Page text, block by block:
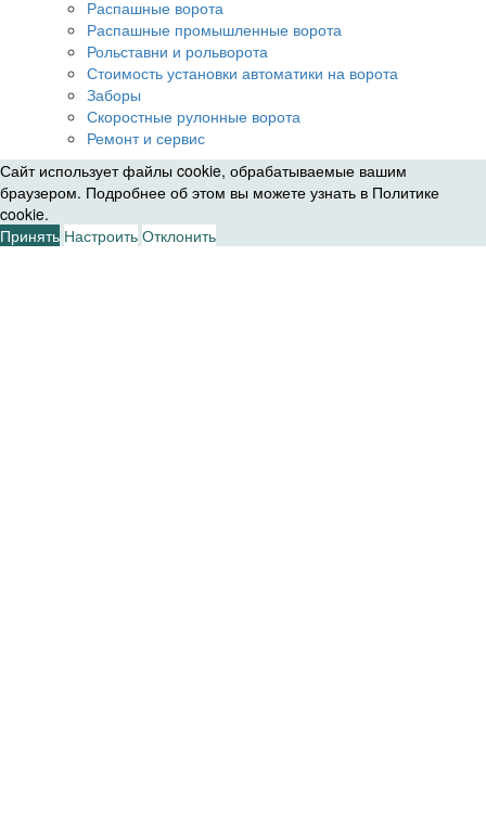
Распашные ворота
Распашные промышленные ворота
Рольставни и рольворота
Стоимость установки автоматики на ворота
Заборы
Скоростные рулонные ворота
Ремонт и сервис
Сайт использует файлы cookie, обрабатываемые вашим
браузером. Подробнее об этом вы можете узнать в Политике
cookie.
Принять Настроить Отклонить